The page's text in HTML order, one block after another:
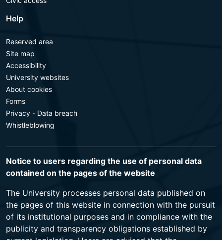
Help
Reserved area
Site map
Accessibility
University websites
About cookies
Forms
Privacy - Data breach
Whistleblowing
Notice to users regarding the use of personal data
contained on the pages of the website
The University processes personal data published on
the pages of this website in connection with the pursuit
of its institutional purposes and in compliance with the
publicity and transparency obligations established by